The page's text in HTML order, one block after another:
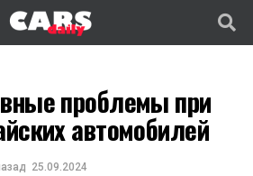
проблемы при
автомобилей
25.09.2024